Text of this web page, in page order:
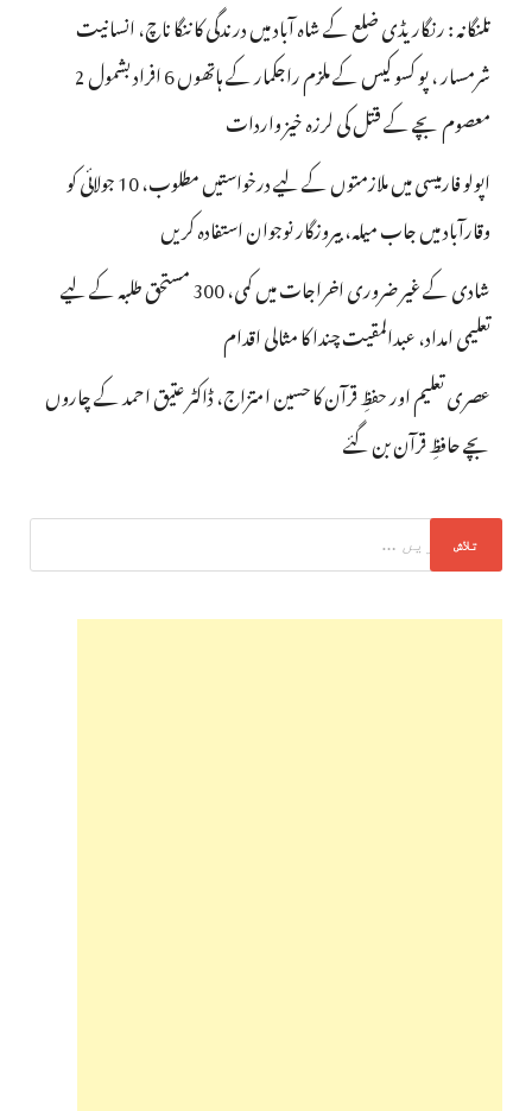
تلنگانہ : رنگاریڈی ضلع کے شاہ آباد میں درندگی کا ننگا ناچ، انسانیت
شرمسار ، پو کسو کیس کے ملزم راجکمار کے ہاتھوں 6 افراد بشمول 2
معصوم بچے کے قتل کی لرزہ خیز واردات
اپولو فارمیسی میں ملازمتوں کے لیے درخواستیں مطلوب، 10 جولائی کو
وقارآباد میں جاب میلہ، بیروزگار نوجوان استفادہ کریں
شادی کے غیر ضروری اخراجات میں کمی، 300 مستحق طلبہ کے لیے
تعلیمی امداد، عبدالمقیت چندا کا مثالی اقدام
عصری تعلیم اور حفظِ قرآن کا حسین امتزاج، ڈاکٹر عتیق احمد کے چاروں
بچے حافظِ قرآن بن گئے